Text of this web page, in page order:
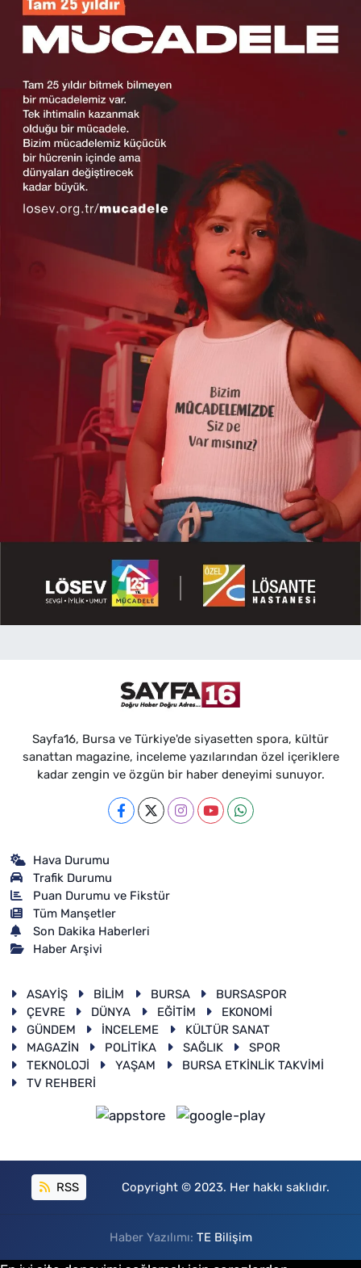
Sayfa16, Bursa ve Türkiye'de siyasetten spora, kültür
sanattan magazine, inceleme yazılarından özel içeriklere
kadar zengin ve özgün bir haber deneyimi sunuyor.
Hava Durumu
Trafik Durumu
Puan Durumu ve Fikstür
Tüm Manşetler
Son Dakika Haberleri
Haber Arşivi
ASAYİŞ BİLİM BURSA
BURSASPOR
ÇEVRE
DÜNYA EĞİTİM
EKONOMİ
GÜNDEM
İNCELEME
KÜLTÜR SANAT
MAGAZİN
POLİTİKA SAĞLIK
SPOR
TEKNOLOJİ
YAŞAM
BURSA ETKİNLİK TAKVİMİ
TV REHBERİ
RSS Copyright © 2023. Her hakkı saklıdır.
Haber Yazılımı: TE Bilişim